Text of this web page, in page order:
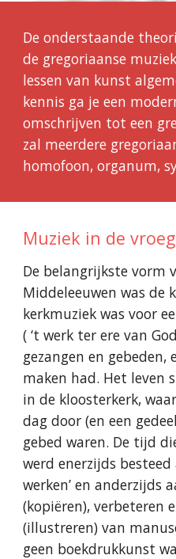
De onderstaande
de gregoriaanse
lessen van kunst
kennis ga je een
omschrijven tot een
zal meerdere
homofoon, organum,
Muziek in de
De belangrijkste vorm
Middeleeuwen was de
kerkmuziek was voor
( ‘t werk ter ere van
gezangen en
maken had. Het leven
in de kloosterkerk,
dag door (en een
gebed waren. De tijd
werd enerzijds
werken’ en anderzijds
(kopiëren), verbeteren
(illustreren) van
geen boekdrukkunst